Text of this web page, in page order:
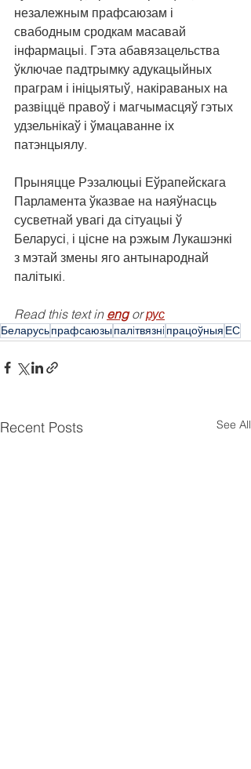
незалежным прафсаюзам і
свабодным сродкам масавай
інфармацыі. Гэта абавязацельства
ўключае падтрымку адукацыйных
праграм і ініцыятыў, накіраваных на
развіццё правоў і магчымасцяў гэтых
удзельнікаў і ўмацаванне іх
патэнцыялу.
Прыняцце Рэзалюцыі Еўрапейскага
Парламента ўказвае на наяўнасць
сусветнай увагі да сітуацыі ў
Беларусі, і цісне на рэжым Лукашэнкі
з мэтай змены яго антынароднай
палітыкі.
Read this text in eng or рус
Беларусьпрафсаюзыпалiтвязнi працоўныя ЕС
Recent Posts See All